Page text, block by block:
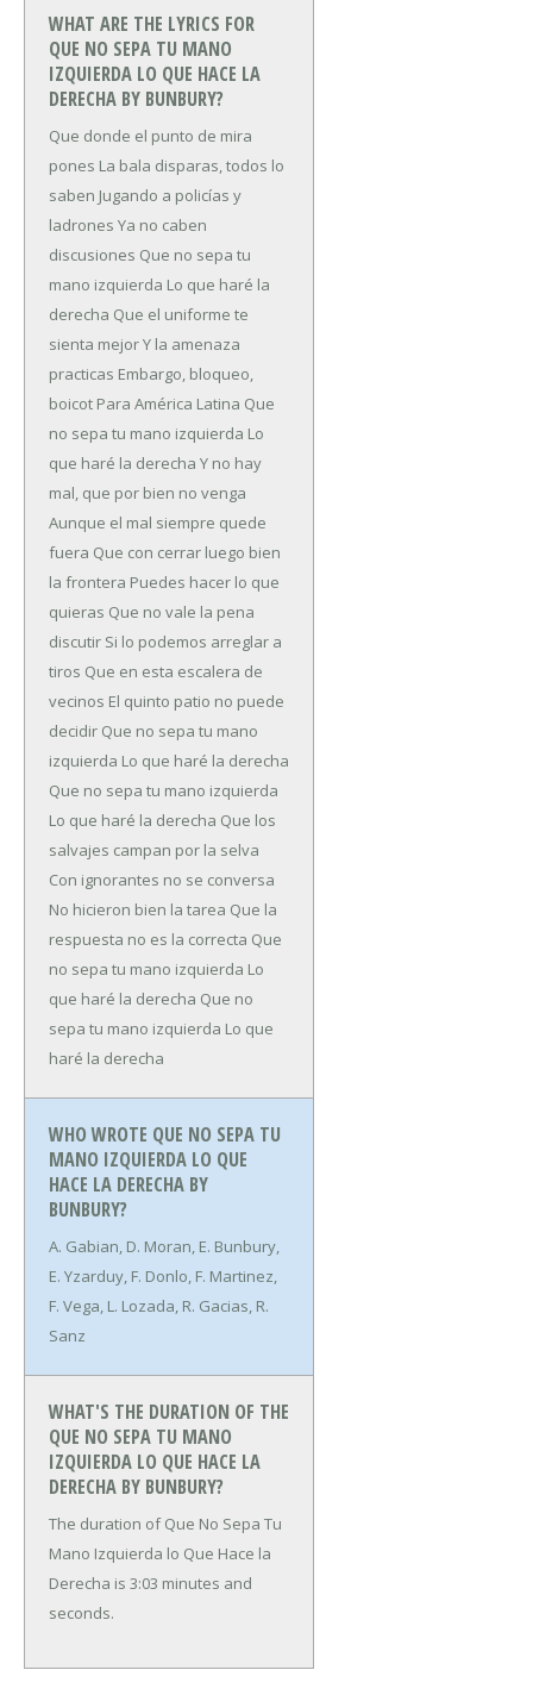
WHAT ARE THE LYRICS FOR
QUE NO SEPA TU MANO
IZQUIERDA LO QUE HACE LA
DERECHA BY BUNBURY?
Que donde el punto de mira
pones La bala disparas, todos lo
saben Jugando a policías y
ladrones Ya no caben
discusiones Que no sepa tu
mano izquierda Lo que haré la
derecha Que el uniforme te
sienta mejorY la amenaza
practicas Embargo, bloqueo,
boicot Para América Latina Que
no sepa tu mano izquierda Lo
que haré la derecha Y no hay
mal, que por bien no venga
Aunque el mal siempre quede
fuera Que con cerrar luego bien
la frontera Puedes hacer lo que
quieras Que no vale la pena
discutir Si lo podemos arreglar a
tiros Que en esta escalera de
vecinos El quinto patio no puede
decidir Que no sepa tu mano
izquierda Lo que haré la derecha
Que no sepa tu mano izquierda
Lo que haré la derecha Que los
salvajes campan por la selva
Con ignorantes no se conversa
No hicieron bien la tarea Que la
respuesta no es la correcta Que
no sepa tu mano izquierda Lo
que haré la derecha Que no
sepa tu mano izquierda Lo que
haré la derecha
WHO WROTE QUE NO SEPA TU
MANO IZQUIERDA LO QUE
HACE LA DERECHA BY
BUNBURY?
A. Gabian, D. Moran, E. Bunbury,
E. Yzarduy, F. Donlo, F. Martinez,
F. Vega, L. Lozada, R. Gacias, R.
Sanz
WHAT'S THE DURATION OF THE
QUE NO SEPA TU MANO
IZQUIERDA LO QUE HACE LA
DERECHA BY BUNBURY?
The duration of Que No Sepa Tu
Mano Izquierda lo Que Hace la
Derecha is 3:03 minutes and
seconds.